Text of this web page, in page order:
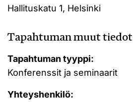
Hallituskatu 1, Helsinki
Tapahtuman muut tiedot
Tapahtuman tyyppi:
Konferenssit ja seminaarit
Yhteyshenkilö: